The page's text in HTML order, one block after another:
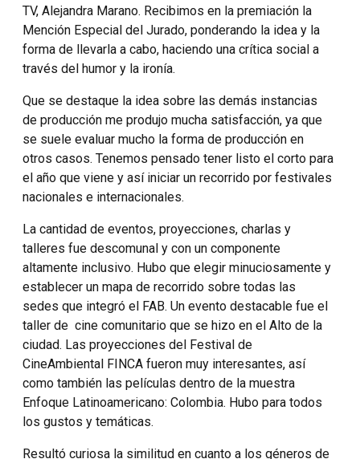
TV, Alejandra Marano. Recibimos en la premiación la
Mención Especial del Jurado, ponderando la idea y la
forma de llevarla a cabo, haciendo una crítica social a
través del humor y la ironía.
Que se destaque la idea sobre las demás instancias
de producción me produjo mucha satisfacción, ya que
se suele evaluar mucho la forma de producción en
otros casos. Tenemos pensado tener listo el corto para
el año que viene y así iniciar un recorrido por festivales
nacionales e internacionales.
La cantidad de eventos, proyecciones, charlas y
talleres fue descomunal y con un componente
altamente inclusivo. Hubo que elegir minuciosamente y
establecer un mapa de recorrido sobre todas las
sedes que integró el FAB. Un evento destacable fue el
taller de cine comunitario que se hizo en el Alto de la
ciudad. Las proyecciones del Festival de
CineAmbiental FINCA fueron muy interesantes, así
como también las películas dentro de la muestra
Enfoque Latinoamericano: Colombia. Hubo para todos
los gustos y temáticas.
Resultó curiosa la similitud en cuanto a los géneros de